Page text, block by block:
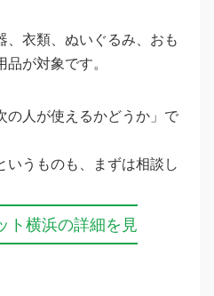
、衣類、ぬいぐるみ、おも
が対象です。
の人が使えるかどうか」で
いうものも、まずは相談し
ト横浜の詳細を見